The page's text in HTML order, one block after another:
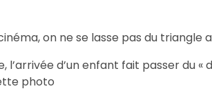
on ne se lasse pas du triangle
l’arrivée d’un enfant fait passer du «
photo